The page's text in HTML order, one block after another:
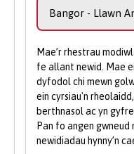
helpu.
Gwnewch
eich cais
allwch
astudio'n
codio ymarferol
gallu datrys
ymchwilio i
rheoli data a
Bydd sesiynau
masnachu’n
gwybodaeth
masnachu a
Bangor - Llawn
Mae’r rhestrau
fe allant newid. Mae
dyfodol chi mewn
ein cyrsiau'n
berthnasol ac yn
Pan fo angen
newidiadau hynny’n